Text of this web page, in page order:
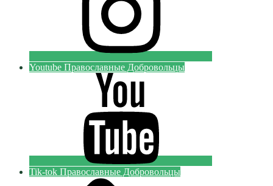
Youtube Православные Добровольцы
Tik-tok Православные Добровольцы